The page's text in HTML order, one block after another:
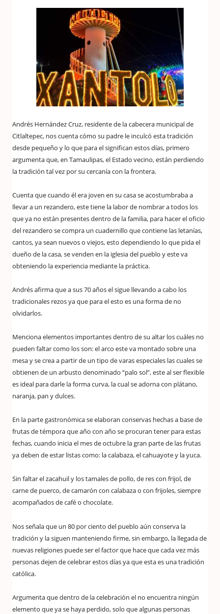
Andrés Hernández Cruz, residente de la cabecera municipal de
Citlaltepec, nos cuenta cómo su padre le inculcó esta tradición
desde pequeño y lo que para el significan estos días, primero
argumenta que, en Tamaulipas, el Estado vecino, están perdiendo
la tradición tal vez por su cercanía con la frontera.
Cuenta que cuando él era joven en su casa se acostumbraba a
llevar a un rezandero, este tiene la labor de nombrar a todos los
que ya no están presentes dentro de la familia, para hacer el oficio
del rezandero se compra un cuadernillo que contiene las letanías,
cantos, ya sean nuevos o viejos, esto dependiendo lo que pida el
dueño de la casa, se venden en la iglesia del pueblo y este va
obteniendo la experiencia mediante la práctica.
Andrés afirma que a sus 70 años el sigue llevando a cabo los
tradicionales rezos ya que para el esto es una forma de no
olvidarlos.
Menciona elementos importantes dentro de su altar los cuáles no
pueden faltar como los son: el arco este va montado sobre una
mesa y se crea a partir de un tipo de varas especiales las cuales se
obtienen de un arbusto denominado “palo sol”, este al ser flexible
es ideal para darle la forma curva, la cual se adorna con plátano,
naranja, pan y dulces.
En la parte gastronómica se elaboran conservas hechas a base de
frutas de témpora que año con año se procuran tener para estas
fechas, cuando inicia el mes de octubre la gran parte de las frutas
ya deben de estar listas como: la calabaza, el cahuayote y la yuca.
Sin faltar el zacahuil y los tamales de pollo, de res con frijol, de
carne de puerco, de camarón con calabaza o con frijoles, siempre
acompañados de café o chocolate.
Nos señala que un 80 por ciento del pueblo aún conserva la
tradición y la siguen manteniendo firme, sin embargo, la llegada de
nuevas religiones puede ser el factor que hace que cada vez más
personas dejen de celebrar estos días ya que esta es una tradición
católica.
Argumenta que dentro de la celebración el no encuentra ningún
elemento que ya se haya perdido, solo que algunas personas